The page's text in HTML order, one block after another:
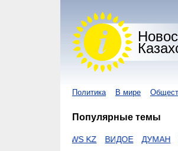
Политика В мире
Популярные темы
ВИДОЕ ДУМАН ЖЫЛОЙ